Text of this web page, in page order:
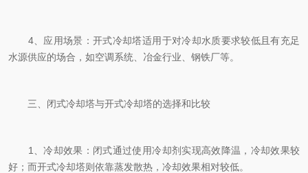
4、应用场景：开式冷却塔适用于对冷却水质要求较低且有充足
水源供应的场合，如空调系统、冶金行业、钢铁厂等。
三、闭式冷却塔与开式冷却塔的选择和比较
1、冷却效果：闭式通过使用冷却剂实现高效降温，冷却效果较
好；而开式冷却塔则依靠蒸发散热，冷却效果相对较低。